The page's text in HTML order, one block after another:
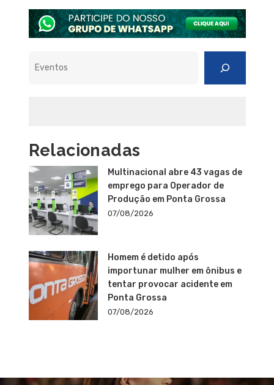
Relacionadas
Multinacional abre 43 vagas de
emprego para Operador de
Produção em Ponta Grossa
07/08/2026
Homem é detido após
importunar mulher em ônibus e
tentar provocar acidente em
Ponta Grossa
07/08/2026